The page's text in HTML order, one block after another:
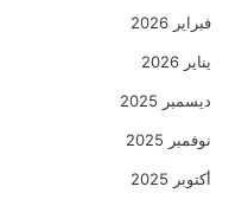
فبراير 2026
يناير 2026
ديسمبر 2025
نوفمبر 2025
أكتوبر 2025